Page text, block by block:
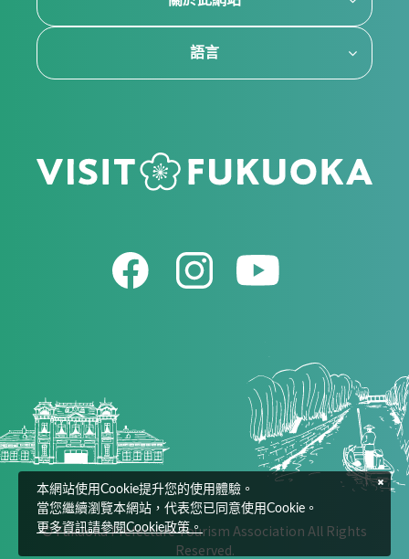
語言
© Fukuoka Prefecture Tourism Association All Rights
Reserved.
本網站使用Cookie提升您的使用體驗。
當您繼續瀏覽本網站，代表您已同意使用Cookie。
更多資訊請參閱Cookie政策。